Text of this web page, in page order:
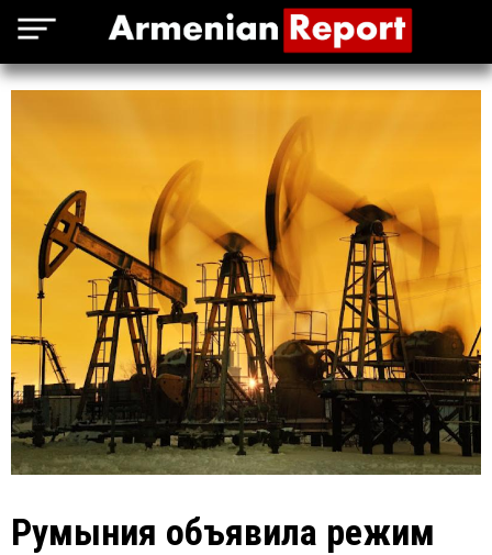
Румыния объявила режим